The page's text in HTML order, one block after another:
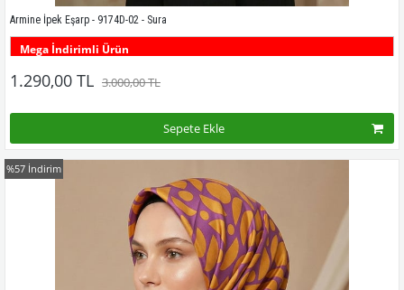
Armine İpek Eşarp - 9174D-02 - Sura
Mega İndirimli Ürün
Kampanyadaki tüm modelleri görmek için buraya tıkla
1.290,00 TL 3.000,00 TL
Sepete Ekle
%57 İndirim